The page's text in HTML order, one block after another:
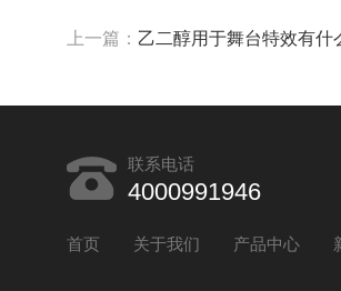
上一篇： 乙二醇用于舞台特效有什
联系电话
4000991946
首页 关于我们 产品中心